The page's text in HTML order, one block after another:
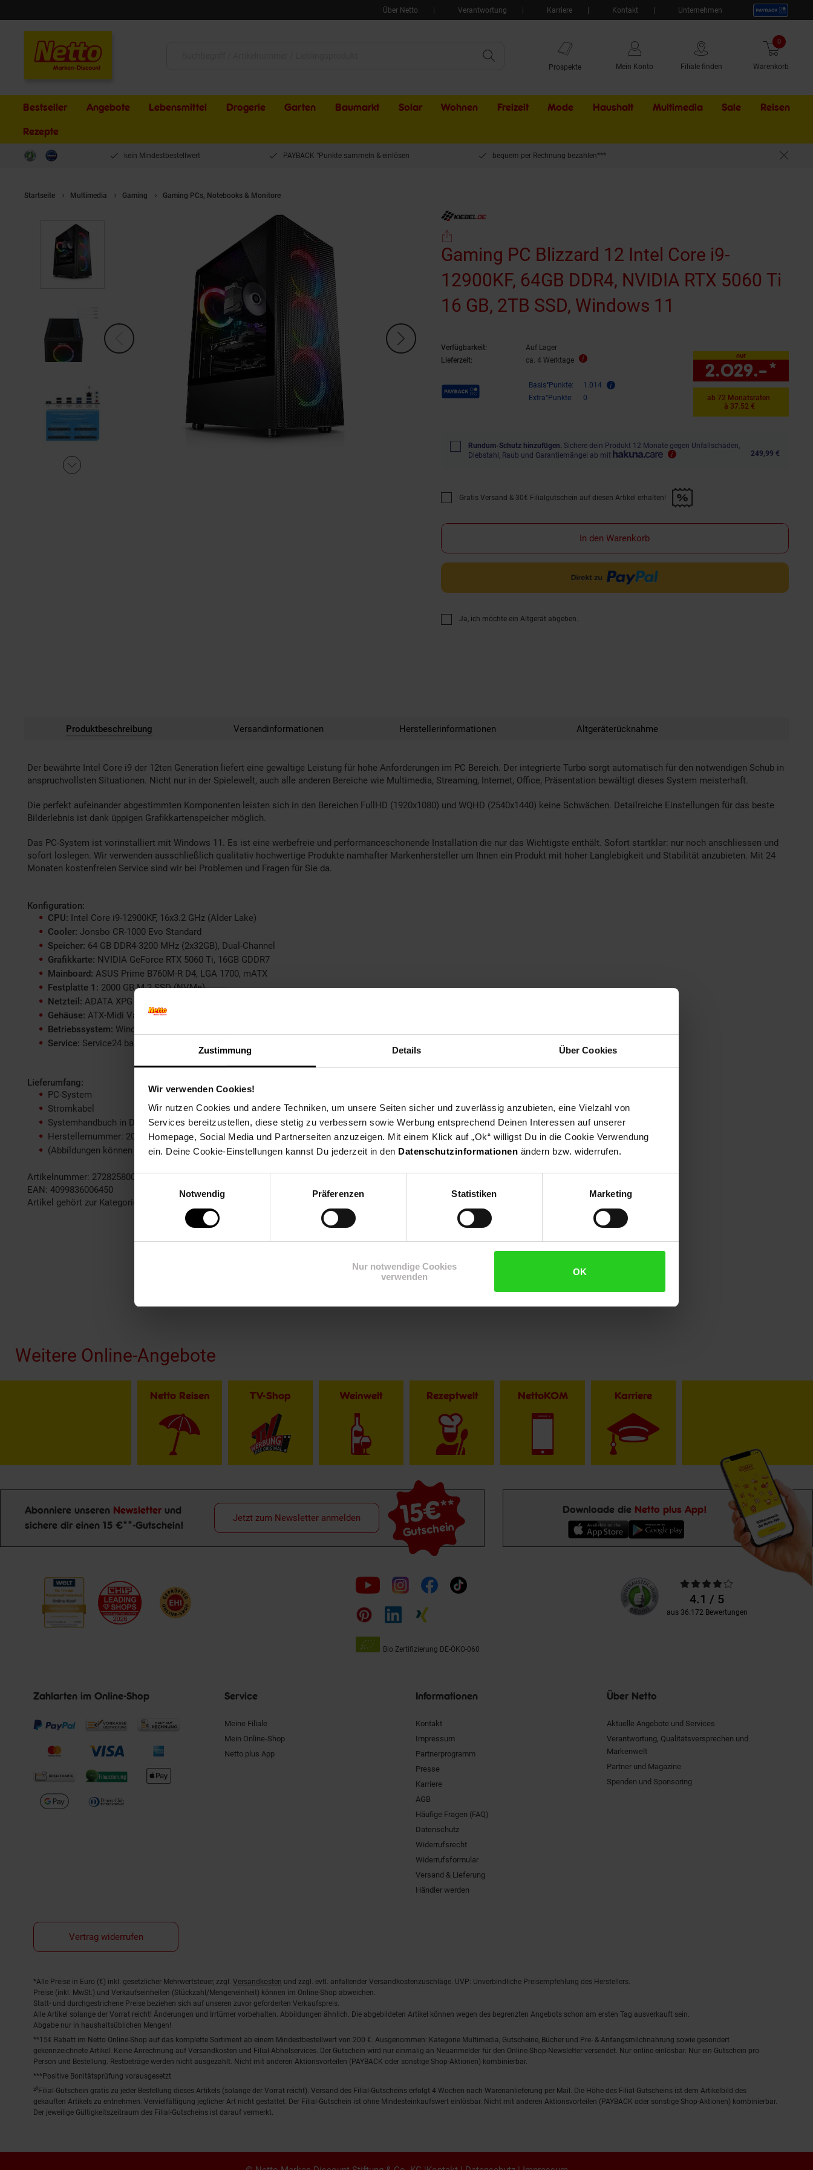
Zustimmung Details Über Cookies
Wir verwenden Cookies!
Wir nutzen Cookies und andere Techniken, um unsere Seiten sicher und zuverlässig anzubieten, eine Vielzahl von
Services bereitzustellen, diese stetig zu verbessern sowie Werbung entsprechend Deinen Interessen auf unserer
Homepage, Social Media und Partnerseiten anzuzeigen. Mit einem Klick auf „Ok“ willigst Du in die Cookie Verwendung
ein. Deine Cookie-Einstellungen kannst Du jederzeit in den Datenschutzinformationen ändern bzw. widerrufen.
Einwilligungsauswahl
Notwendig
Präferenzen Statistiken Marketing
Nur notwendige Cookies
verwenden
OK
Über Netto Verantwortung Karriere Kontakt Unternehmen
Prospekte Mein Konto Filiale finden Warenkorb
0 Artikel
Bestseller Angebote Lebensmittel Drogerie Garten Baumarkt Solar Wohnen Freizeit Mode Haushalt Multimedia Sale Externer
Reisen
Rezepte
kein Mindestbestellwert PAYBACK °Punkte sammeln & einlösen bequem per Rechnung bezahlen***
Startseite Multimedia Gaming Gaming PCs, Notebooks & Monitore
Gaming PC Blizzard 12 Intel Core i9-
12900KF, 64GB DDR4, NVIDIA RTX 5060 Ti
16 GB, 2TB SSD, Windows 11
Verfügbarkeit:
Auf Lager
Lieferzeit:
ca. 4 Werktage
Payback Punkte Basis°Punkte:
1.014
Extra°Punkte:
0
nur
2.029.–*
ab 72 Monatsraten
à 37.52 €
Rundum-Schutz hinzufügen. Sichere dein Produkt 12 Monate gegen Unfallschäden,
Diebstahl, Raub und Garantiemängel ab mit
249,99 €
Promotion "Gratis Versand &amp; 30€ Filialgutschein auf diesen Artikel erhalten!" anwenden
Gratis Versand & 30€ Filialgutschein auf diesen Artikel erhalten!
In den Warenkorb
Ja, ich möchte ein Altgerät abgeben.
Produktbeschreibung Versandinformationen Herstellerinformationen Altgeräterücknahme
Der bewährte Intel Core i9 der 12ten Generation liefert eine gewaltige Leistung für hohe Anforderungen im PC Bereich. Der integrierte Turbo sorgt automatisch für den notwendigen Schub in
anspruchvollsten Situationen. Nicht nur in der Spielewelt, auch alle anderen Bereiche wie Multimedia, Streaming, Internet, Office, Präsentation bewältigt dieses System meisterhaft.
Die perfekt aufeinander abgestimmten Komponenten leisten sich in den Bereichen FullHD (1920x1080) und WQHD (2540x1440) keine Schwächen. Detailreiche Einstellungen für das beste
Bilderlebnis ist dank üppigen Grafikkartenspeicher möglich.
Das PC-System ist vorinstalliert mit Windows 11. Es ist eine werbefreie und performanceschonende Installation die nur das Wichtigste enthält. Sofort startklar: nur noch anschliessen und
sofort loslegen. Wir verwenden ausschließlich qualitativ hochwertige Produkte namhafter Markenhersteller um Ihnen ein Produkt mit hoher Langlebigkeit und Stabilität anzubieten. Mit 24
Monaten kostenfreien Service sind wir bei Problemen und Fragen für Sie da.
Konfiguration:
CPU: Intel Core i9-12900KF, 16x3.2 GHz (Alder Lake)
Cooler: Jonsbo CR-1000 Evo Standard
Speicher: 64 GB DDR4-3200 MHz (2x32GB), Dual-Channel
Grafikkarte: NVIDIA GeForce RTX 5060 Ti, 16GB GDDR7
Mainboard: ASUS Prime B760M-R D4, LGA 1700, mATX
Festplatte 1: 2000 GB M.2 SSD (NVMe)
Netzteil: ADATA XPG 600W, 80+ Bronze, ATX
Gehäuse: ATX-Midi Valor Mesh, schwarz
Betriebssystem: Windows 11 (vorinstalliert und sofort startklar)
Service: Service24 basic
Lieferumfang:
PC-System
Stromkabel
Systemhandbuch in Deutsch/English
Herstellernummer: 200809
(Abbildungen können abweichen)
Artikelnummer: 2728258000
EAN: 4099836006450
Artikel gehört zur Kategorie:
Gaming PCs, Notebooks & Monitore
Weitere Online-Angebote
Netto Reisen TV-Shop Weinwelt Rezeptwelt NettoKOM Karriere
Newsletter Anmeldung
Abonniere unseren Newsletter und
sichere dir einen 15 €**-Gutschein!
15€**
Gutschein
Jetzt zum Newsletter anmelden
Downloade die Netto plus App!
Folge
uns
auf
Bio Zertifizierung DE-ÖKO-060
Unsere
Kundenbewertungen
Durchschnittliche
Bewertungen4.1 / 5
aus 36.172 Bewertungen
Zahlarten im Online-Shop Service
Meine Filiale
Mein Online-Shop
Netto plus App
Informationen
Kontakt
Impressum
Partnerprogramm
Presse
Karriere
AGB
Häufige Fragen (FAQ)
Datenschutz
Widerrufsrecht
Widerrufsformular
Versand & Lieferung
Händler werden
Über Netto
Aktuelle Angebote und Services
Verantwortung, Qualitätsversprechen und
Markenwelt
Partner und Magazine
Spenden und Sponsoring
Vertrag widerrufen
Fußnoten
*Alle Preise in Euro (€) inkl. gesetzlicher Mehrwertsteuer, zzgl. Versandkosten und zzgl. evtl. anfallender Versandkostenzuschläge. UVP: Unverbindliche Preisempfehlung des Herstellers.
Preise (inkl. MwSt.) und Verkaufseinheiten (Stückzahl/Mengeneinheit) können im Online-Shop abweichen.
Statt- und durchgestrichene Preise beziehen sich auf unseren zuvor geforderten Verkaufspreis.
Alle Artikel solange der Vorrat reicht! Änderungen und Irrtümer vorbehalten. Abbildungen ähnlich. Die abgebildeten Artikel können wegen des begrenzten Angebots schon am ersten Tag ausverkauft sein.
Abgabe nur in haushaltsüblichen Mengen!
**15€ Rabatt im Netto Online-Shop auf das komplette Sortiment ab einem Mindestbestellwert von 200 €. Ausgenommen: Kategorie Multimedia, Gutscheine, Bücher und Pre- & Anfangsmilchnahrung sowie gesondert
gekennzeichnete Artikel. Keine Anrechnung auf Versandkosten und Filial-Abholservices. Der Gutschein wird nur einmalig an Neuanmelder für den Online-Shop-Newsletter versendet. Nur online einlösbar. Nur ein Gutschein pro
Person und Bestellung. Restbeträge werden nicht ausgezahlt. Nicht mit anderen Aktionsvorteilen (PAYBACK oder sonstige Shop-Aktionen) kombinierbar.
***Positive Bonitätsprüfung vorausgesetzt
²⁰Filial-Gutschein gratis zu jeder Bestellung dieses Artikels (solange der Vorrat reicht). Versand des Filial-Gutscheins erfolgt 4 Wochen nach Warenanlieferung per Mail. Die Höhe des Filial-Gutscheins ist dem Artikelbild des
gekauften Artikels zu entnehmen. Vervielfältigung jeglicher Art nicht gestattet. Der Filial-Gutschein ist ohne Mindesteinkaufswert einlösbar. Nicht mit anderen Aktionsvorteilen (PAYBACK oder sonstige Shop-Aktionen) kombinierbar.
Der jeweilige Gültigkeitszeitraum des Filial-Gutscheins ist darauf vermerkt.